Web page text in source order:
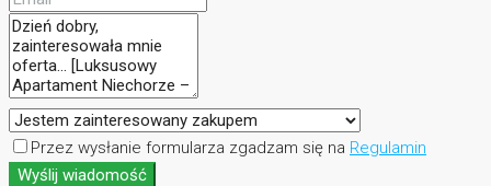
Przez wysłanie formularza zgadzam się na Regulamin
Wyślij wiadomość